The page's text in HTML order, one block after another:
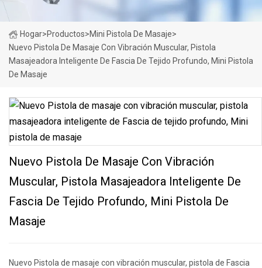
Hogar>Productos>Mini Pistola De Masaje>
Nuevo Pistola De Masaje Con Vibración Muscular, Pistola
Masajeadora Inteligente De Fascia De Tejido Profundo, Mini Pistola
De Masaje
Nuevo Pistola De Masaje Con Vibración
Muscular, Pistola Masajeadora Inteligente De
Fascia De Tejido Profundo, Mini Pistola De
Masaje
Nuevo Pistola de masaje con vibración muscular, pistola de Fascia